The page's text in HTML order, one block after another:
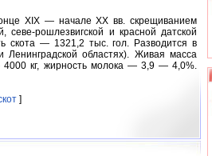
XIX — начале XX вв. скрещиванием
севе-рошлезвигской и красной датской
скота — 1321,2 тыс. гол. Разводится в
Ленинградской областях). Живая масса
кг, жирность молока — 3,9 — 4,0%.
]